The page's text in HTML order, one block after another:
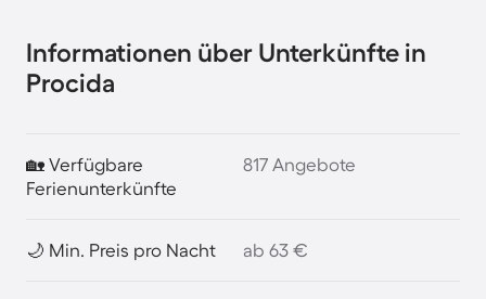
Informationen über Unterkünfte in
Procida
🏡 Verfügbare
Ferienunterkünfte
817 Angebote
🌙 Min. Preis pro Nacht ab 63 €